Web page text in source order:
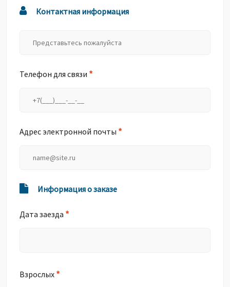
Контактная информация
Телефон для связи *
Адрес электронной почты *
Информация о заказе
Дата заезда *
Взрослых *